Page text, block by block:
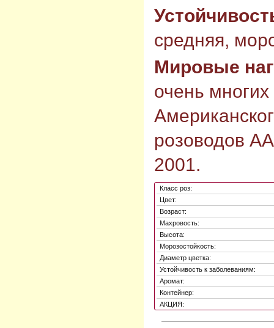
средняя,
Мировые
очень многих
розоводов
2001.
Класс роз:
Цвет:
Возраст:
Махровость:
Высота:
Морозостойкость:
Диаметр цветка:
Устойчивость к заболеваниям:
Аромат:
Контейнер:
АКЦИЯ: